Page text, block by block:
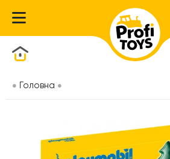
Головна
Каталог товарів